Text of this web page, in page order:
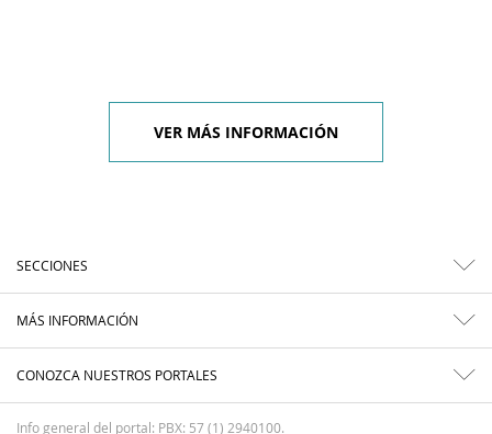
VER MÁS INFORMACIÓN
SECCIONES
MÁS INFORMACIÓN
CONOZCA NUESTROS PORTALES
Info general del portal: PBX: 57 (1) 2940100.